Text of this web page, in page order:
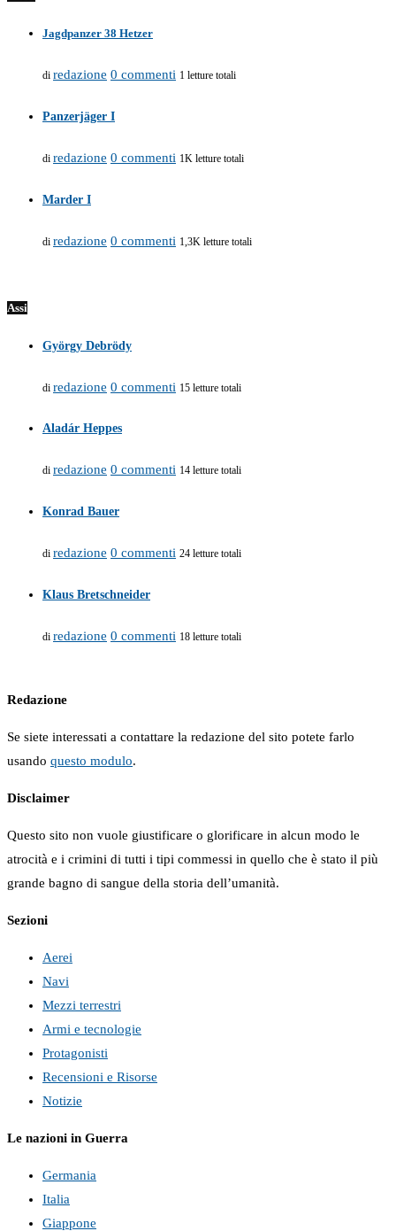
Jagdpanzer 38 Hetzer
di redazione 0 commenti 1 letture totali
Panzerjäger I
di redazione 0 commenti 1K letture totali
Marder I
di redazione 0 commenti 1,3K letture totali
Assi
György Debrödy
di redazione 0 commenti 15 letture totali
Aladár Heppes
di redazione 0 commenti 14 letture totali
Konrad Bauer
di redazione 0 commenti 24 letture totali
Klaus Bretschneider
di redazione 0 commenti 18 letture totali
Redazione
Se siete interessati a contattare la redazione del sito potete farlo
usando questo modulo.
Disclaimer
Questo sito non vuole giustificare o glorificare in alcun modo le
atrocità e i crimini di tutti i tipi commessi in quello che è stato il più
grande bagno di sangue della storia dell’umanità.
Sezioni
Aerei
Navi
Mezzi terrestri
Armi e tecnologie
Protagonisti
Recensioni e Risorse
Notizie
Le nazioni in Guerra
Germania
Italia
Giappone